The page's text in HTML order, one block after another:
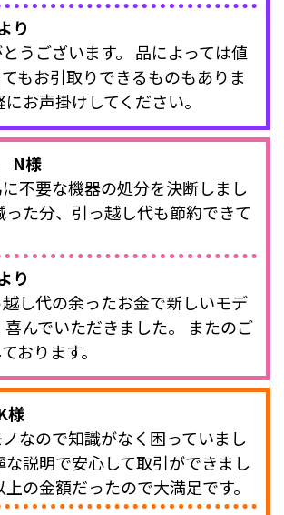
り
うございます。 品によっては値
もお引取りできるものもありま
お声掛けしてください。
N様
不要な機器の処分を決断しまし
った分、引っ越し代も節約できて
り
し代の余ったお金で新しいモデ
喜んでいただきました。 またのご
おります。
様
なので知識がなく困っていまし
な説明で安心して取引ができまし
の金額だったので大満足です。